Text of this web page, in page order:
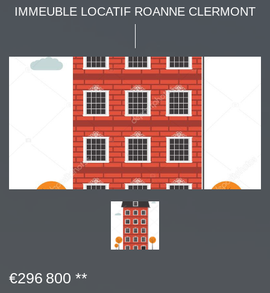
IMMEUBLE LOCATIF ROANNE CLERMONT
€296 800 **